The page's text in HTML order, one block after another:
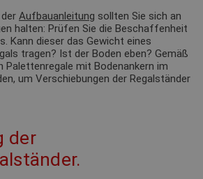
Aufbauanleitung sollten Sie sich an
halten: Prüfen Sie die Beschaffenheit
Kann dieser das Gewicht eines
tragen? Ist der Boden eben? Gemäß
Palettenregale mit Bodenankern im
um Verschiebungen der Regalständer
der